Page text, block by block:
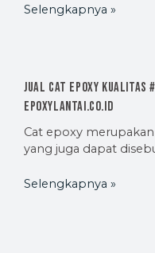
Selengkapnya »
Jual Cat Epoxy Kualitas
EpoxyLantai.co.id
Cat epoxy
yang juga dapat
Selengkapnya »